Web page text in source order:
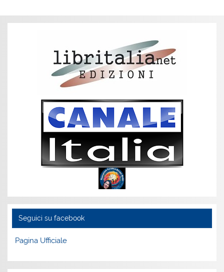
Seguici su facebook
Pagina Ufficiale